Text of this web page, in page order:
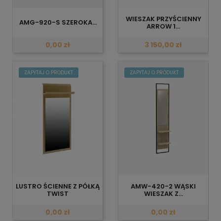
AMG-920-S SZEROKA...
0,00 zł
WIESZAK PRZYŚCIENNY
ARROW 1...
3 150,00 zł
ZAPYTAJ O PRODUKT
LUSTRO ŚCIENNE Z PÓŁKĄ
TWIST
0,00 zł
ZAPYTAJ O PRODUKT
AMW-420-2 WĄSKI
WIESZAK Z...
0,00 zł